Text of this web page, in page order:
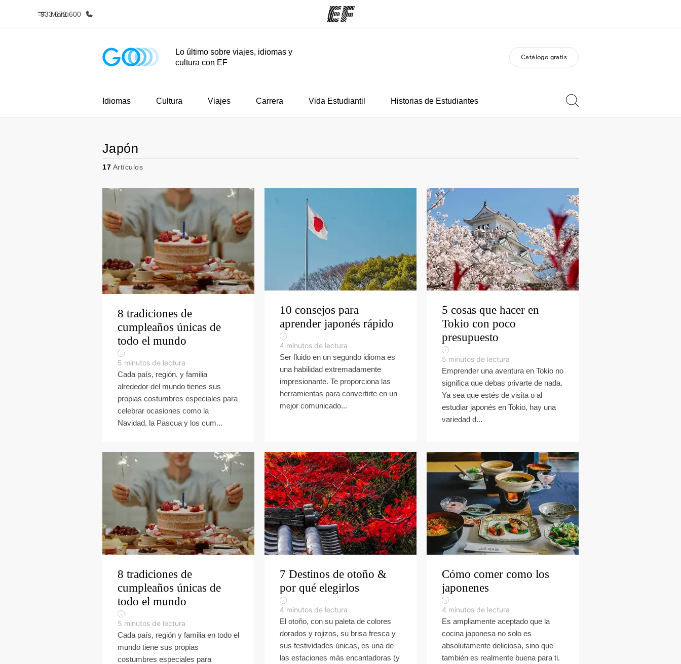
Menú
933 672 600
Inicio Programas Trabajos
Lo último sobre viajes, idiomas y
cultura con EF
Catálogo gratis
Idiomas Cultura Viajes Carrera Vida Estudiantil Historias de Estudiantes
Japón
17 Artículos
8 tradiciones de
cumpleaños únicas de
todo el mundo
5 minutos de lectura
Cada país, región, y familia
alrededor del mundo tienes sus
propias costumbres especiales para
celebrar ocasiones como la
Navidad, la Pascua y los cum...
10 consejos para
aprender japonés rápido
4 minutos de lectura
Ser fluido en un segundo idioma es
una habilidad extremadamente
impresionante. Te proporciona las
herramientas para convertirte en un
mejor comunicado...
5 cosas que hacer en
Tokio con poco
presupuesto
5 minutos de lectura
Emprender una aventura en Tokio no
significa que debas privarte de nada.
Ya sea que estés de visita o al
estudiar japonés en Tokio, hay una
variedad d...
8 tradiciones de
cumpleaños únicas de
todo el mundo
5 minutos de lectura
Cada país, región y familia en todo el
mundo tiene sus propias
costumbres especiales para
7 Destinos de otoño &
por qué elegirlos
4 minutos de lectura
El otoño, con su paleta de colores
dorados y rojizos, su brisa fresca y
sus festividades únicas, es una de
las estaciones más encantadoras (y
Cómo comer como los
japonenes
4 minutos de lectura
Es ampliamente aceptado que la
cocina japonesa no solo es
absolutamente deliciosa, sino que
también es realmente buena para ti.